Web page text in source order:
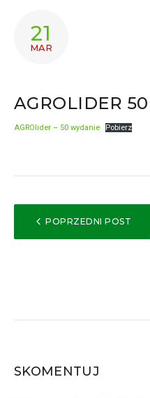
21
MAR
AGROLIDER 50
AGROlider – 50 wydanie Pobierz
NAWIGACJA
WPISU
POPRZEDNI POST
SKOMENTUJ